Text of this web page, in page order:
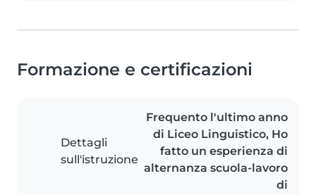
Formazione e certificazioni
Dettagli
sull'istruzione
Frequento l'ultimo anno
di Liceo Linguistico, Ho
fatto un esperienza di
alternanza scuola-lavoro
di